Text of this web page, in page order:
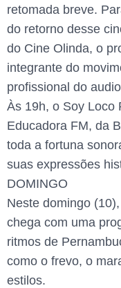
retomada breve.
do retorno desse
do Cine Olinda, o
integrante do
profissional do
Às 19h, o Soy Loco
Educadora FM, da
toda a fortuna
suas expressões
DOMINGO
Neste domingo
chega com uma
ritmos de
como o frevo, o
estilos.